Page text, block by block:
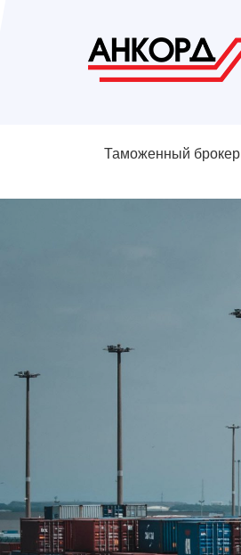
Таможенный брокер